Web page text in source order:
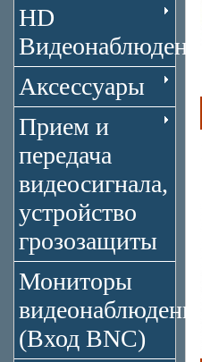
HD
Видеонаблюдение
Аксессуары
Прием и
передача
видеосигнала,
устройство
грозозащиты
Мониторы
видеонаблюдения
(Вход BNC)